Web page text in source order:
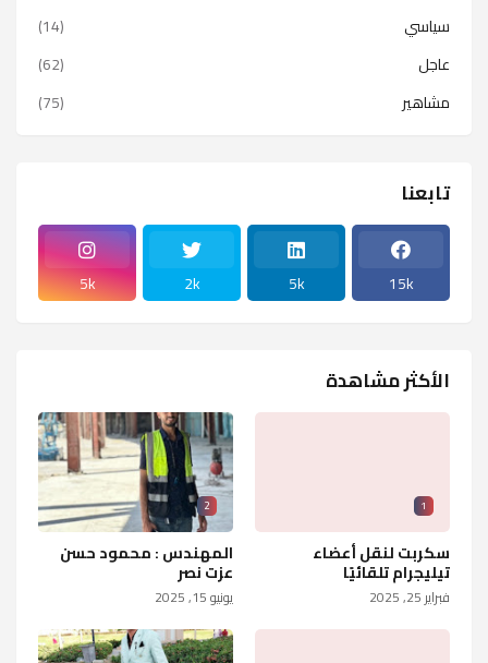
سياسي
(14)
عاجل
(62)
مشاهير
(75)
تابعنا
15k
5k
2k
5k
الأكثر مشاهدة
1
سكربت لنقل أعضاء
تيليجرام تلقائيًا
فبراير 25, 2025
2
المهندس : محمود حسن
عزت نصر
يونيو 15, 2025